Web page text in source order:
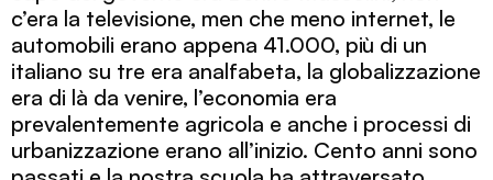
c’era la televisione, men che meno internet, le
automobili erano appena 41.000, più di un
italiano su tre era analfabeta, la globalizzazione
era di là da venire, l’economia era
prevalentemente agricola e anche i processi di
urbanizzazione erano all’inizio. Cento anni sono